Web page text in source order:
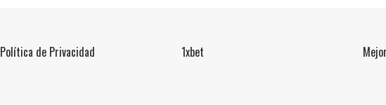
Política de Privacidad 1xbet